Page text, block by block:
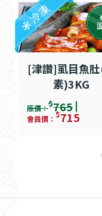
[津讚]虱目魚
素)3KG
原價：$765
會員價： $715
冷凍